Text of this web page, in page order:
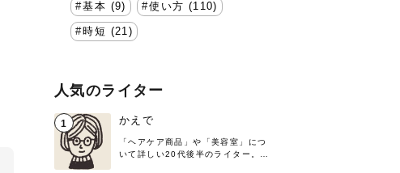
基本 (9) 使い方 (110)
時短 (21)
人気のライター
1 かえで
「ヘアケア商品」や「美容室」につ
いて詳しい20代後半のライター。楽